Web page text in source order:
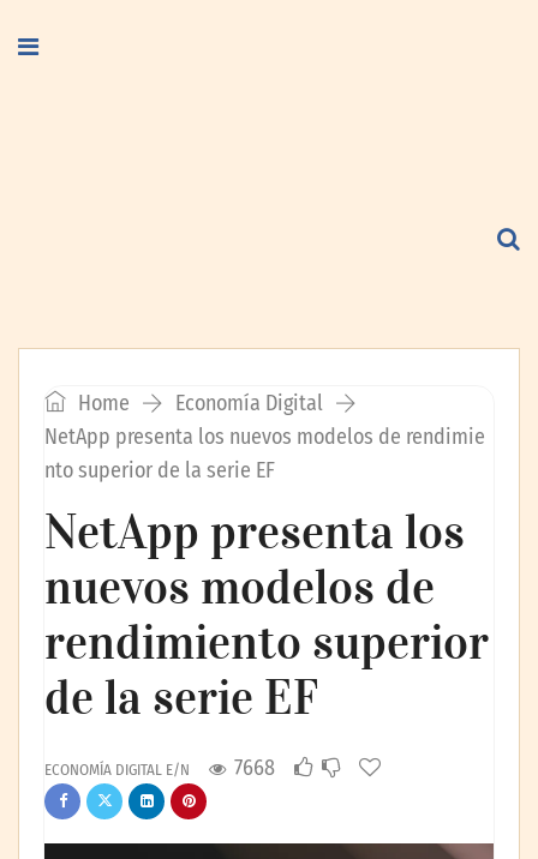
Home
Economía Digital
NetApp presenta los nuevos modelos de rendimie
nto superior de la serie EF
NetApp presenta los
nuevos modelos de
rendimiento superior
de la serie EF
ECONOMÍA DIGITAL E/N 7668